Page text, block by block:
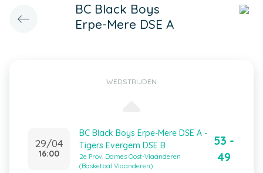
BC Black Boys
Erpe-Mere DSE A
WEDSTRIJDEN
29/04
16:00
BC Black Boys Erpe-Mere DSE A -
Tigers Evergem DSE B
2e Prov. Dames Oost-Vlaanderen
(Basketbal Vlaanderen)
53 -
49